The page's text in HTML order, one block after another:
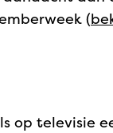
(
op televisie